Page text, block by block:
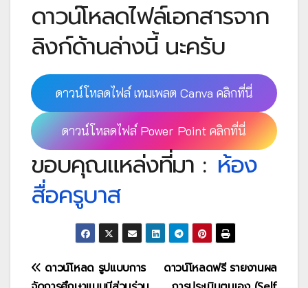
ดาวน์โหลดไฟล์เอกสารจาก
ลิงก์ด้านล่างนี้ นะครับ
ดาวน์โหลดไฟล์ เทมเพลต Canva คลิกที่นี่
ดาวน์โหลดไฟล์ Power Point คลิกที่นี่
ขอบคุณแหล่งที่มา : ห้อง
สื่อครูบาส
แนะแนว
ดาวน์โหลดฟรี รายงานผล
ดาวน์โหลด รูปแบบการ